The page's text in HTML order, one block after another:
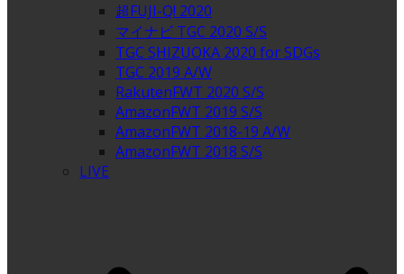
超FUJI-Q! 2020
マイナビ TGC 2020 S/S
TGC SHIZUOKA 2020 for SDGs
TGC 2019 A/W
RakutenFWT 2020 S/S
AmazonFWT 2019 S/S
AmazonFWT 2018-19 A/W
AmazonFWT 2018 S/S
LIVE